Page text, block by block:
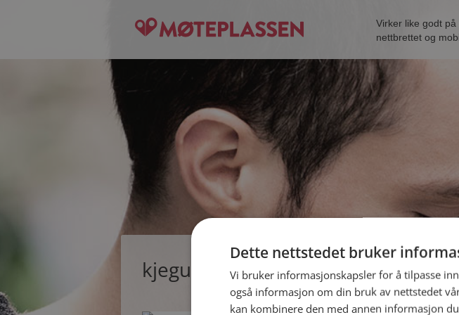
Virker like godt på
nettbrettet og
kjegund, single mann fra Bergen
Dette nettstedet bruker
Vi bruker informasjonskapsler for å tilpasse
også informasjon om din bruk av nettstedet
kan kombinere den med annen informasjon